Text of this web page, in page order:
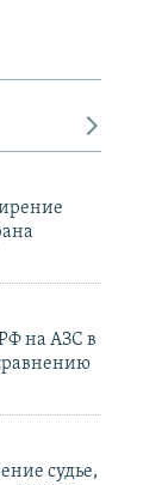
на АЗС в
судье,